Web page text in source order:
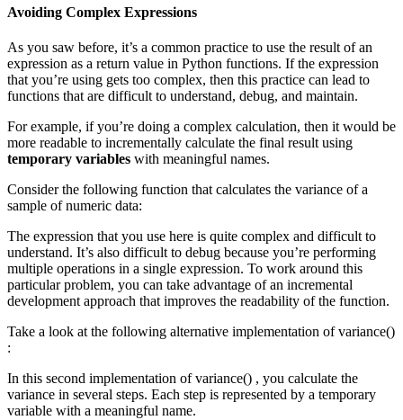
Avoiding Complex Expressions
As you saw before, it’s a common practice to use the result of an
expression as a return value in Python functions. If the expression
that you’re using gets too complex, then this practice can lead to
functions that are difficult to understand, debug, and maintain.
For example, if you’re doing a complex calculation, then it would be
more readable to incrementally calculate the final result using
temporary variables with meaningful names.
Consider the following function that calculates the variance of a
sample of numeric data:
The expression that you use here is quite complex and difficult to
understand. It’s also difficult to debug because you’re performing
multiple operations in a single expression. To work around this
particular problem, you can take advantage of an incremental
development approach that improves the readability of the function.
Take a look at the following alternative implementation of variance()
:
In this second implementation of variance() , you calculate the
variance in several steps. Each step is represented by a temporary
variable with a meaningful name.